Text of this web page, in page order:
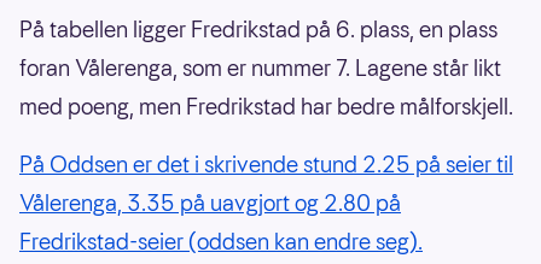
På tabellen ligger Fredrikstad på 6. plass, en plass
foran Vålerenga, som er nummer 7. Lagene står likt
med poeng, men Fredrikstad har bedre målforskjell.
På Oddsen er det i skrivende stund 2.25 på seier til
Vålerenga, 3.35 på uavgjort og 2.80 på
Fredrikstad-seier (oddsen kan endre seg).